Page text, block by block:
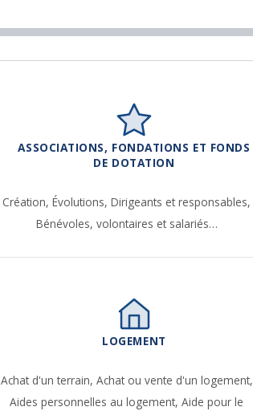
ASSOCIATIONS, FONDATIONS ET FONDS
DE DOTATION
Création,Évolutions,Dirigeants et responsables,
Bénévoles, volontaires et salariés…
LOGEMENT
Achat d'un terrain, Achat ou vente d'un logement,
Aides personnelles au logement,Aide pour le